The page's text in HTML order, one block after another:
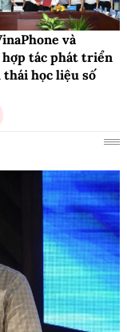
và
hợp tác phát triển
thái học liệu số